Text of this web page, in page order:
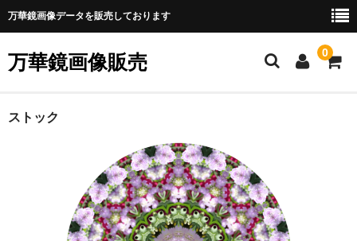
万華鏡画像データを販売しております
万華鏡画像販売 0
ホーム
Webマニュアル
新規会員登録
ストック